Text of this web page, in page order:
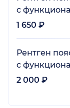
с
1 650 ₽
Рентген
с
2 000 ₽